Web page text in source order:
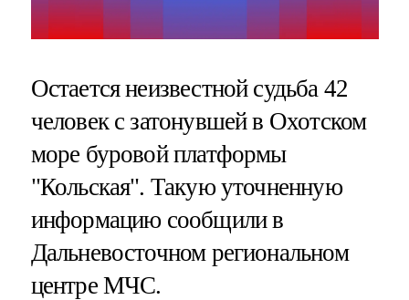
Остается неизвестной судьба 42
человек с затонувшей в Охотском
море буровой платформы
"Кольская". Такую уточненную
информацию сообщили в
Дальневосточном региональном
центре МЧС.